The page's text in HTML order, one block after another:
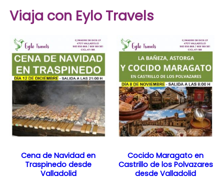
Viaja con Eylo Travels
Cena de Navidad en
Traspinedo desde
Valladolid
Cocido Maragato en
Castrillo de los Polvazares
desde Valladolid